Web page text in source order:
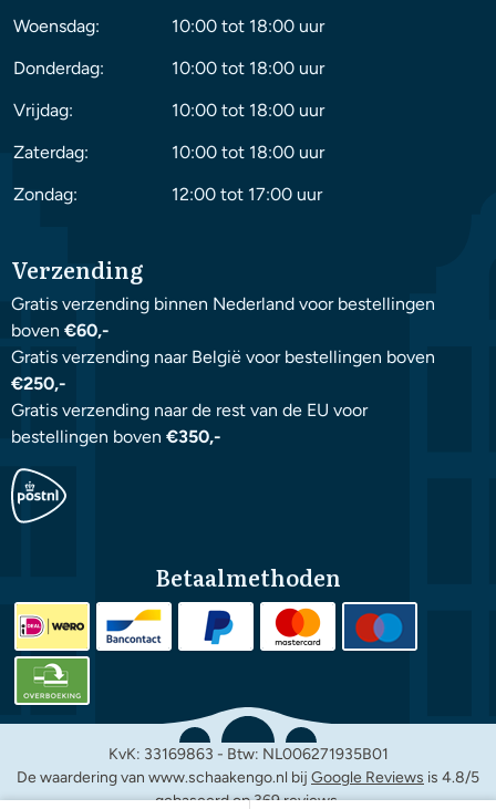
Woensdag:
10:00 tot 18:00 uur
Donderdag:
10:00 tot 18:00 uur
Vrijdag:
10:00 tot 18:00 uur
Zaterdag:
10:00 tot 18:00 uur
Zondag:
12:00 tot 17:00 uur
Verzending
Gratis verzending binnen Nederland voor bestellingen
boven €60,-
Gratis verzending naar België voor bestellingen boven
€250,-
Gratis verzending naar de rest van de EU voor
bestellingen boven €350,-
Betaalmethoden
KvK: 33169863 - Btw: NL006271935B01
De waardering van www.schaakengo.nl bij Google Reviews is 4.8/5
gebaseerd op 369 reviews.